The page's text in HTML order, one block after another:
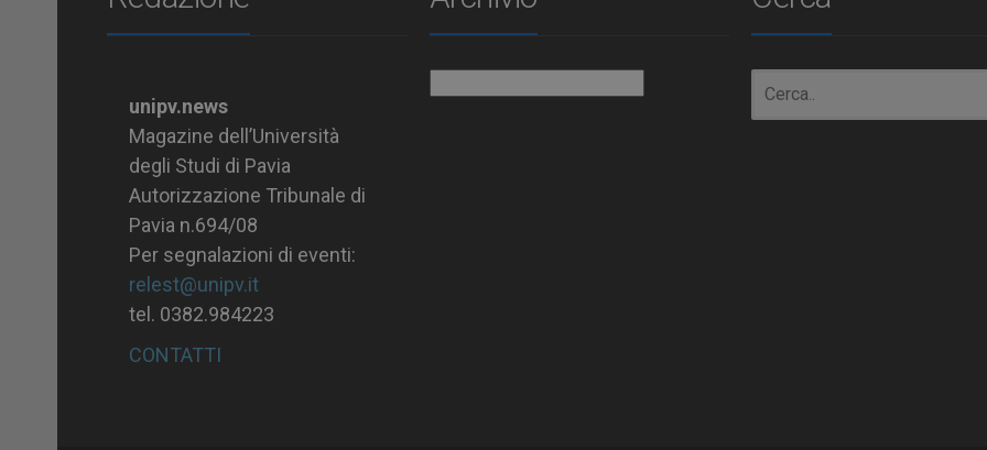
unipv.news
Magazine dell’Università
degli Studi di Pavia
Autorizzazione Tribunale di
Pavia n.694/08
Per segnalazioni di eventi:
relest@unipv.it
tel. 0382.984223
CONTATTI